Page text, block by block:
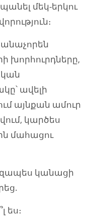
մեկ-երկու
խորհուրդները,
ավելի
այնքան ամուր
կարծես
մահացու
կանացի
ես։